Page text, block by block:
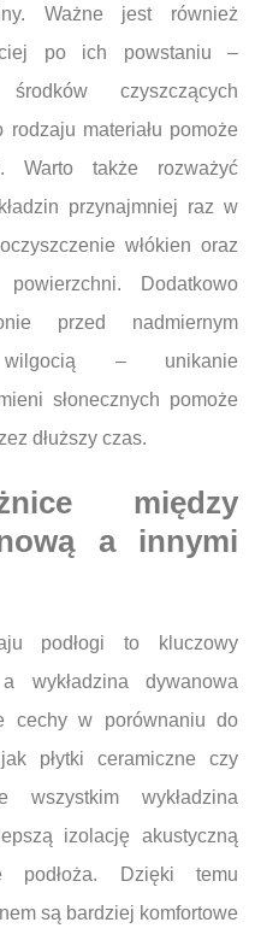
Ważne jest również
po ich powstaniu –
czyszczących
materiału pomoże
Warto także rozważyć
przynajmniej raz w
włókien oraz
Dodatkowo
przed nadmiernym
wilgocią – unikanie
słonecznych pomoże
dłuższy czas.
między
a innymi
podłogi to kluczowy
wykładzina dywanowa
cechy w porównaniu do
płytki ceramiczne czy
wszystkim wykładzina
izolację akustyczną
podłoża. Dzięki temu
są bardziej komfortowe